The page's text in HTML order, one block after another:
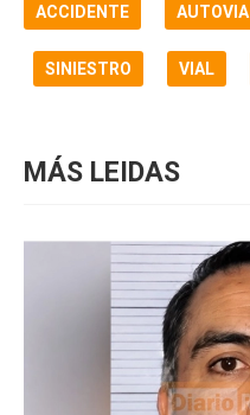
ACCIDENTE AUTOVIA
SINIESTRO VIAL
MÁS LEIDAS